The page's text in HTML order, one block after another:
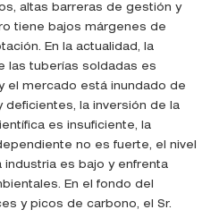
altas barreras de gestión y
tiene bajos márgenes de
En la actualidad, la
las tuberías soldadas es
el mercado está inundado de
deficientes, la inversión de la
es insuficiente, la
no es fuerte, el nivel
es bajo y enfrenta
En el fondo del
y picos de carbono, el Sr.